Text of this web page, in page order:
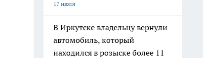
17 июля
В Иркутске владельцу вернули
автомобиль, который
находился в розыске более 11